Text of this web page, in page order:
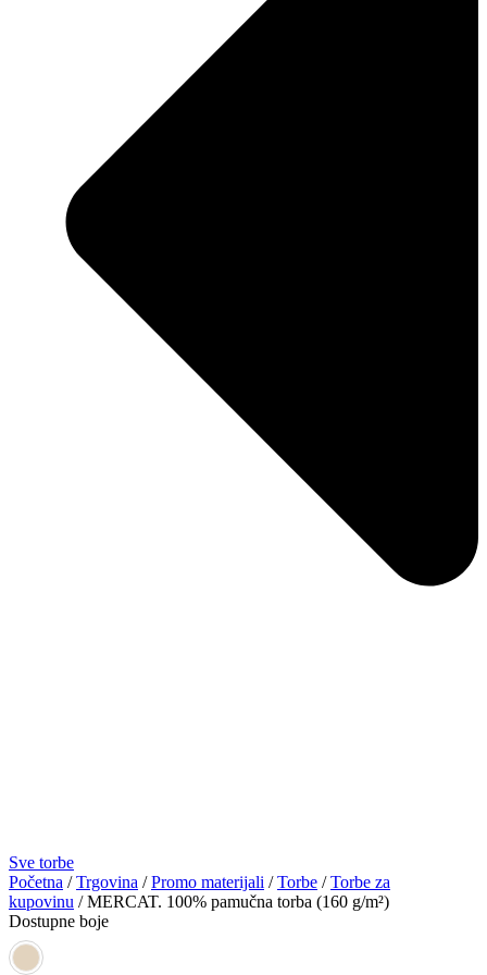
Sve torbe
Početna /Trgovina /Promo materijali /Torbe /Torbe za
kupovinu / MERCAT. 100% pamučna torba (160 g/m²)
Dostupne boje